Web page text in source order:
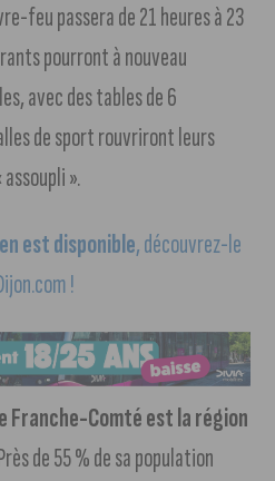
feu passera de 21 heures à 23
pourront à nouveau
avec des tables de 6
de sport rouvriront leurs
».
est disponible, découvrez-le
!
Franche-Comté est la région
de 55 % de sa population